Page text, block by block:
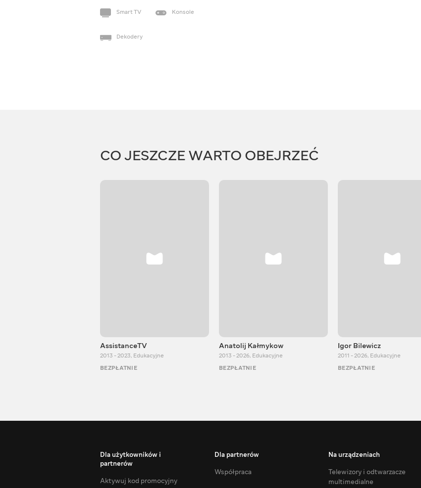
Smart TV Konsole
Dekodery
CO JESZCZE WARTO OBEJRZEĆ
AssistanceTV
2013 - 2023, Edukacyjne
BEZPŁATNIE
Anatolij Kałmykow
2013 - 2026, Edukacyjne
BEZPŁATNIE
Igor Bilewicz
2011 - 2026, Edukacyjne
BEZPŁATNIE
Dla użytkowników i
partnerów
Aktywuj kod promocyjny
Dla partnerów
Współpraca
Na urządzeniach
Telewizory i odtwarzacze
multimedialne